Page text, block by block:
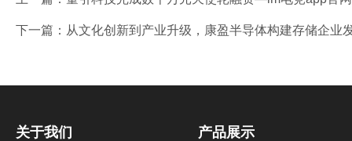
下一篇： 从文化创新到产业升级，康盈半导体构建存储企
关于我们 产品展示